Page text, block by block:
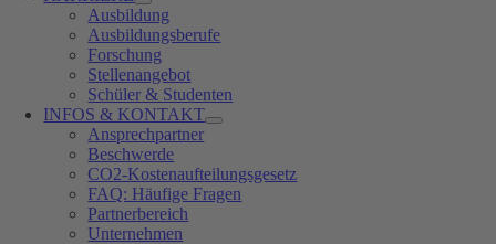
Ausbildung
Ausbildungsberufe
Forschung
Stellenangebot
Schüler & Studenten
INFOS & KONTAKT
Ansprechpartner
Beschwerde
CO2-Kostenaufteilungsgesetz
FAQ: Häufige Fragen
Partnerbereich
Unternehmen